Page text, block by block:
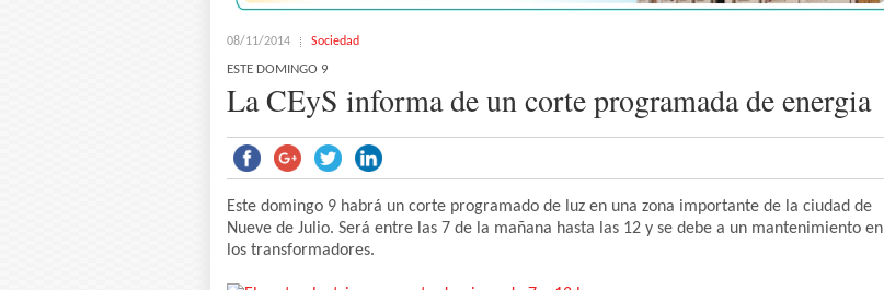
08/11/2014 Sociedad
ESTE DOMINGO 9
La CEyS informa de un corte programada de energia
Este domingo 9 habrá un corte programado de luz en una zona importante de la ciudad de
Nueve de Julio. Será entre las 7 de la mañana hasta las 12 y se debe a un mantenimiento en
los transformadores.